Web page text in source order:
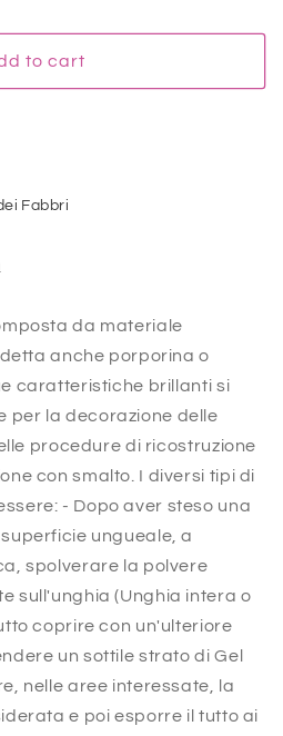
to cart
Fabbri
da materiale
anche porporina o
caratteristiche brillanti si
per la decorazione delle
procedure di ricostruzione
con smalto. I diversi tipi di
- Dopo aver steso una
ungueale, a
spolverare la polvere
sull'unghia (Unghia intera o
coprire con un'ulteriore
un sottile strato di Gel
nelle aree interessate, la
e poi esporre il tutto ai